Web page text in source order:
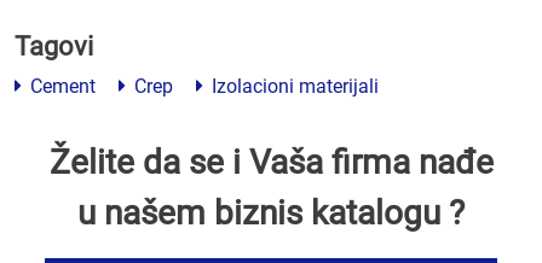
Tagovi
Cement Crep Izolacioni materijali
Želite da se i Vaša firma nađe
u našem biznis katalogu ?